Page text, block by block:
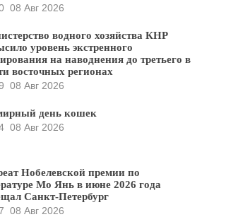
08 Авг 2026
водного хозяйства КНР
уровень экстренного
на наводнения до третьего в
восточных регионах
08 Авг 2026
день кошек
08 Авг 2026
Нобелевской премии по
Мо Янь в июне 2026 года
Санкт-Петербург
08 Авг 2026